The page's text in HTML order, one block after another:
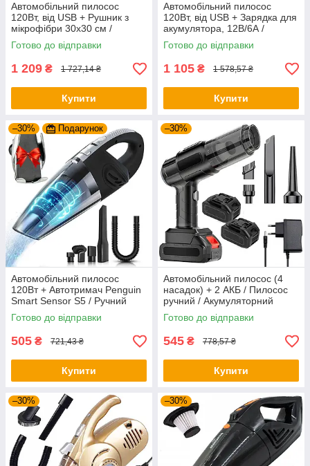
Автомобільний пилосос
120Вт, від USB + Рушник з
мікрофібри 30х30 см /
Ручний пилосос бездротовий
Готово до відправки
1 209 ₴ 1 727,14 ₴
Купити
Автомобільний пилосос
120Вт, від USB + Зарядка для
акумулятора, 12В/6А /
Ручний пилосос бездротовий
Готово до відправки
1 105 ₴ 1 578,57 ₴
Купити
–30% Подарунок
Автомобільний пилосос
120Вт + Автотримач Penguin
Smart Sensor S5 / Ручний
пилосос на акумуляторі
Готово до відправки
505 ₴ 721,43 ₴
Купити
–30%
Автомобільний пилосос (4
насадок) + 2 АКБ / Пилосос
ручний / Акумуляторний
пилосос / Пилосос для
машини
Готово до відправки
545 ₴ 778,57 ₴
Купити
–30% –30%